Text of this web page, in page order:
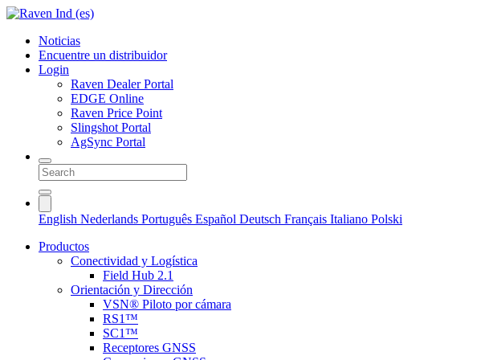
Noticias
Encuentre un distribuidor
Login
Raven Dealer Portal
EDGE Online
Raven Price Point
Slingshot Portal
AgSync Portal
English Nederlands Português Español Deutsch Français Italiano Polski
Productos
Conectividad y Logística
Field Hub 2.1
Orientación y Dirección
VSN® Piloto por cámara
RS1™
SC1™
Receptores GNSS